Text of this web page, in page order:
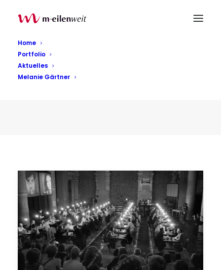
Home
Portfolio
Aktuelles
Melanie Gärtner
Im Land Dazwischen